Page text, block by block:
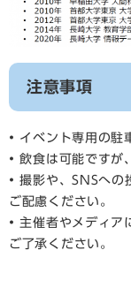
注意事項
• イベント専用の駐
• 飲食は可能ですが
• 撮影や、SNSへの
ご配慮ください。
• 主催者やメディア
ご了承ください。